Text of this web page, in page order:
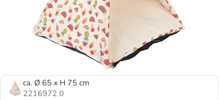
ca. Ø 65 x H 75 cm
2216972.0